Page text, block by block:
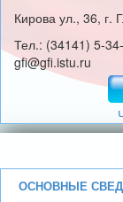
Кирова ул., 36, г.
Тел.: (34141) 5-
gfi@gfi.istu.ru
ОСНОВНЫЕ